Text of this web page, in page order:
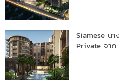
Siamese น
Private จาก